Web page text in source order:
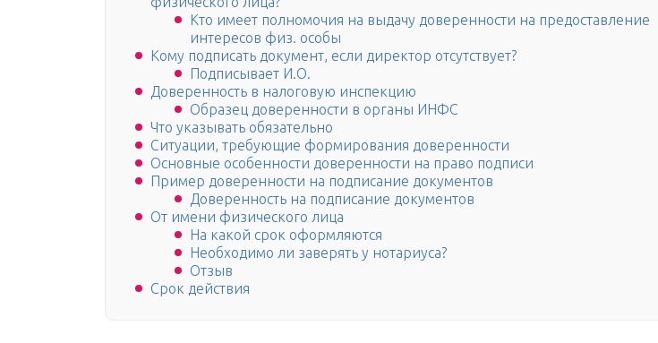
Кто имеет полномочия на выдачу доверенности на предоставление
интересов физ. особы
Кому подписать документ, если директор отсутствует?
Подписывает И.О.
Доверенность в налоговую инспекцию
Образец доверенности в органы ИНФС
Что указывать обязательно
Ситуации, требующие формирования доверенности
Основные особенности доверенности на право подписи
Пример доверенности на подписание документов
Доверенность на подписание документов
От имени физического лица
На какой срок оформляются
Необходимо ли заверять у нотариуса?
Отзыв
Срок действия